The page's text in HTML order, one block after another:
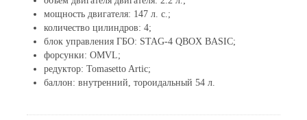
мощность двигателя: 147 л. с.;
количество цилиндров: 4;
блок управления ГБО: STAG-4 QBOX BASIC;
форсунки: OMVL;
редуктор: Tomasetto Artic;
баллон: внутренний, тороидальный 54 л.